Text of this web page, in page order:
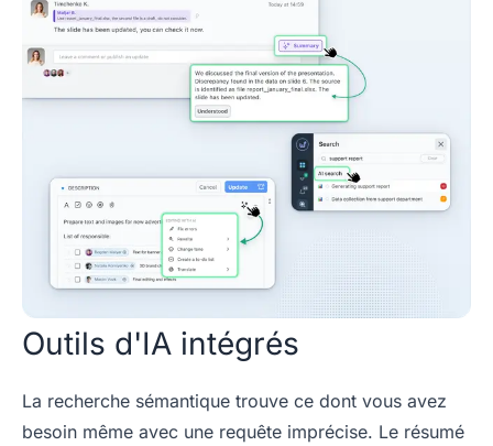
Outils d'IA intégrés
La recherche sémantique trouve ce dont vous avez
besoin même avec une requête imprécise. Le résumé